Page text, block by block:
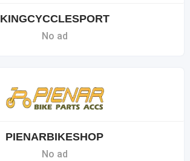
KINGCYCCLESPORT
No ad
PIENARBIKESHOP
No ad